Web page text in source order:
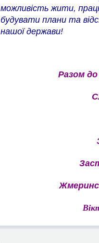
можливість жити,
будувати плани та
нашої держави!
Разом до
Слава